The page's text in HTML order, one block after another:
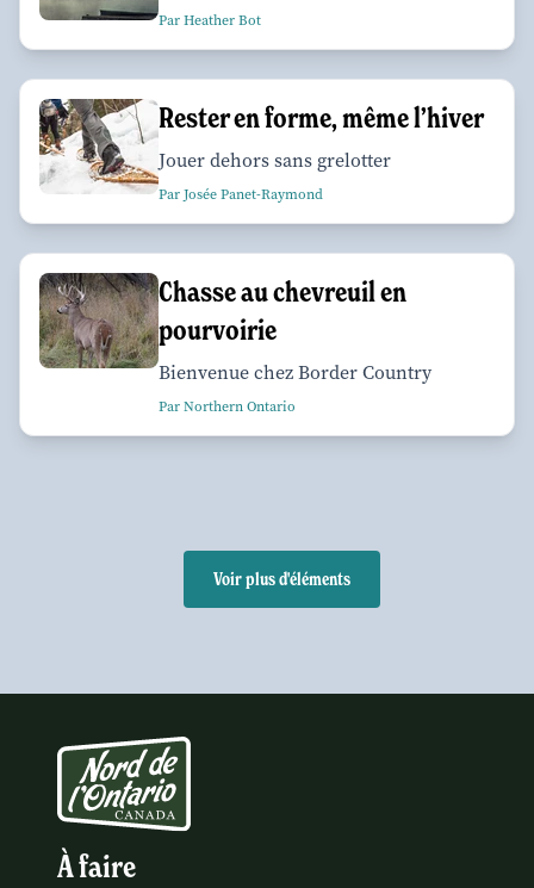
Par Heather Bot
Rester en forme, même l’hiver
Jouer dehors sans grelotter
Par Josée Panet-Raymond
Chasse au chevreuil en
pourvoirie
Bienvenue chez Border Country
Par Northern Ontario
Voir plus d'éléments
À faire